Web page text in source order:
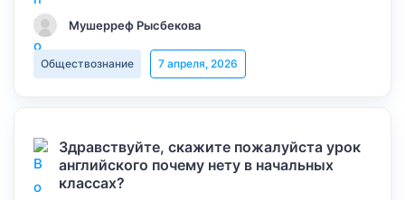
Мушерреф Рысбекова
Обществознание 7 апреля, 2026
Здравствуйте, скажите пожалуйста урок
английского почему нету в начальных
классах?